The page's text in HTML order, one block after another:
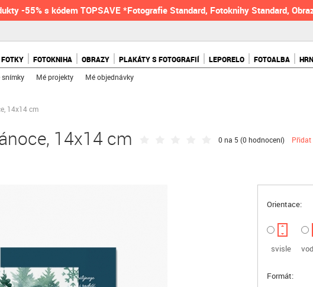
-55% s kódem TOPSAVE *Fotografie Standard, Fotoknihy Standard,
FOTKY FOTOKNIHA OBRAZY PLAKÁTY S FOTOGRAFIÍ LEPORELO FOTOALBA
snímky Mé projekty Mé objednávky
14x14 cm
14x14 cm 0 na 5 (0 hodnocení) Přidat
Orientace:
svisle
Formát: